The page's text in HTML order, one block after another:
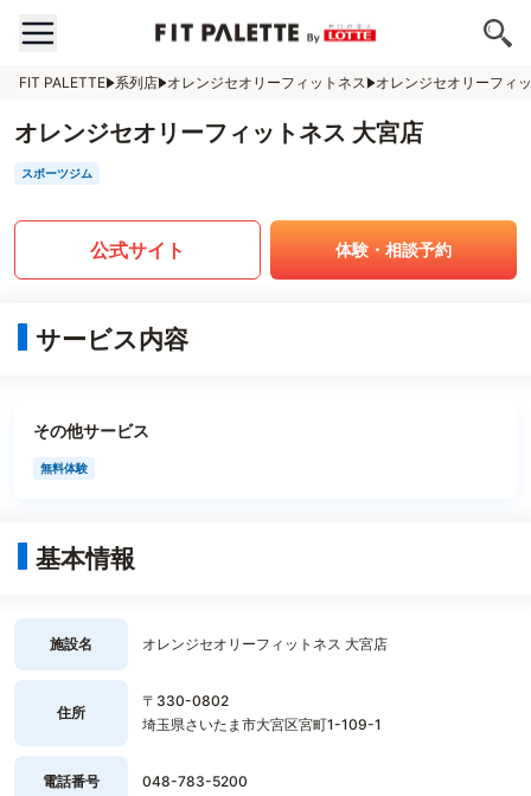
FIT PALETTE 系列店 オレンジセオリーフィットネス オレンジセオリーフィ
オレンジセオリーフィットネス 大宮店
スポーツジム
公式サイト 体験・相談予約
サービス内容
その他サービス
無料体験
基本情報
施設名 オレンジセオリーフィットネス 大宮店
住所
〒330-0802
埼玉県さいたま市大宮区宮町1-109-1
電話番号 048-783-5200